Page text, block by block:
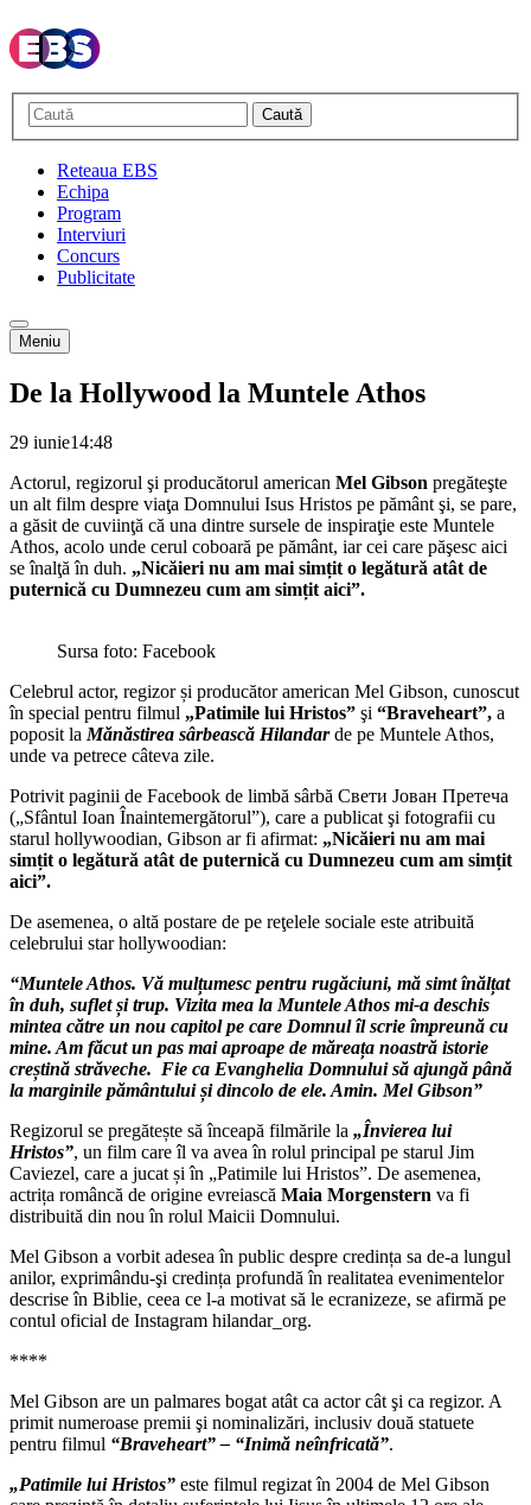
Caută
Reteaua EBS
Echipa
Program
Interviuri
Concurs
Publicitate
Meniu
De la Hollywood la Muntele Athos
29 iunie14:48
Actorul, regizorul şi producătorul american Mel Gibson pregăteşte
un alt film despre viaţa Domnului Isus Hristos pe pământ şi, se pare,
a găsit de cuviinţă că una dintre sursele de inspiraţie este Muntele
Athos, acolo unde cerul coboară pe pământ, iar cei care păşesc aici
se înalţă în duh. „Nicăieri nu am mai simțit o legătură atât de
puternică cu Dumnezeu cum am simțit aici”.
Sursa foto: Facebook
Celebrul actor, regizor și producător american Mel Gibson, cunoscut
în special pentru filmul „Patimile lui Hristos” şi “Braveheart”, a
poposit laMănăstirea sârbească Hilandarde pe Muntele Athos,
unde va petrece câteva zile.
Potrivit paginii de Facebook de limbă sârbă Свети Јован Претеча
(„Sfântul Ioan Înaintemergătorul”), care a publicat şi fotografii cu
starul hollywoodian, Gibson ar fi afirmat: „Nicăieri nu am mai
simțit o legătură atât de puternică cu Dumnezeu cum am simțit
aici”.
De asemenea, o altă postare de pe reţelele sociale este atribuită
celebrului star hollywoodian:
“Muntele Athos. Vă mulțumesc pentru rugăciuni, mă simt înălțat
în duh, suflet și trup. Vizita mea la Muntele Athos mi-a deschis
mintea către un nou capitol pe care Domnul îl scrie împreună cu
mine. Am făcut un pas mai aproape de măreața noastră istorie
creștină străveche. Fie ca Evanghelia Domnului să ajungă până
la marginile pământului și dincolo de ele. Amin. Mel Gibson”
Regizorul se pregătește să înceapă filmările la „Învierea lui
Hristos”, un film care îl va avea în rolul principal pe starul Jim
Caviezel, care a jucat și în „Patimile lui Hristos”. De asemenea,
actrița româncă de origine evreiască Maia Morgenstern va fi
distribuită din nou în rolul Maicii Domnului.
Mel Gibson a vorbit adesea în public despre credința sa de-a lungul
anilor, exprimându-şi credința profundă în realitatea evenimentelor
descrise în Biblie, ceea ce l-a motivat să le ecranizeze, se afirmă pe
contul oficial de Instagram hilandar_org.
****
Mel Gibson are un palmares bogat atât ca actor cât şi ca regizor. A
primit numeroase premii şi nominalizări, inclusiv două statuete
pentru filmul “Braveheart” – “Inimă neînfricată”.
„Patimile lui Hristos” este filmul regizat în 2004 de Mel Gibson